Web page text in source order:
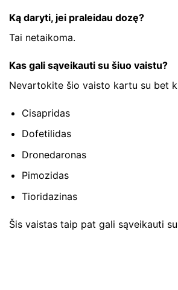
Ką daryti, jei praleidau dozę?
Tai netaikoma.
Kas gali sąveikauti su šiuo vaistu?
Nevartokite šio vaisto kartu su bet
Cisapridas
Dofetilidas
Dronedaronas
Pimozidas
Tioridazinas
Šis vaistas taip pat gali sąveikauti